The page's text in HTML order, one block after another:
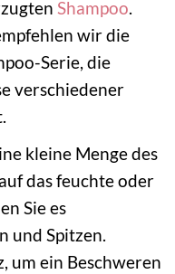
Shampoo.
wir die
Serie, die
verschiedener
kleine Menge des
das feuchte oder
Sie es
und Spitzen.
um ein Beschweren